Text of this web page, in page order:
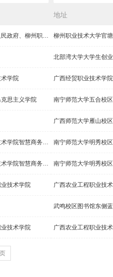
地址
柳州市鱼峰区人民政府、柳州职业技术大学
学院
思主义学院
广西经贸职业技术学院智慧商务产业学院
广西经贸职业技术学院智慧商务产业学院
技术学院
技术学院